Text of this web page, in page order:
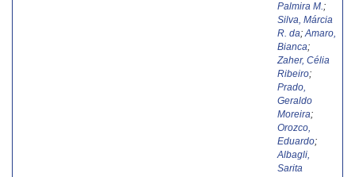
Palmira M. ;
Silva, Márcia
R. da; Amaro,
Bianca;
Zaher, Célia
Ribeiro;
Prado,
Geraldo
Moreira;
Orozco,
Eduardo;
Albagli,
Sarita